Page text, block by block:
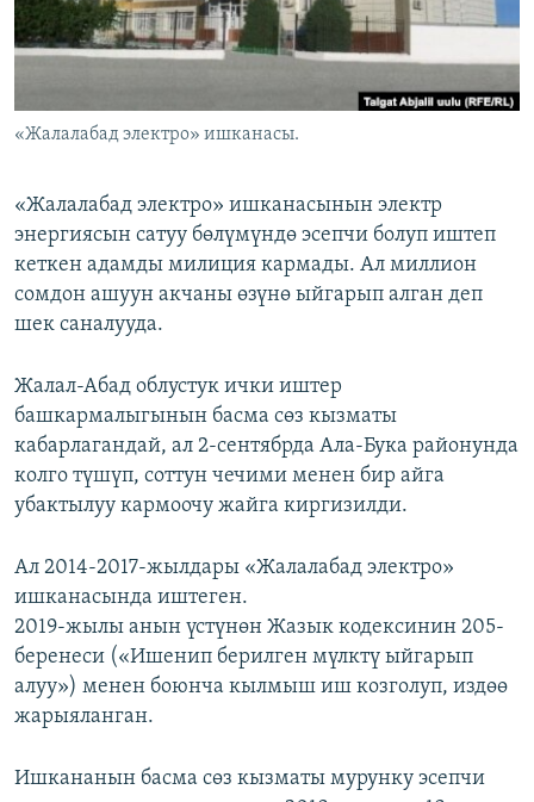
ЭЕ/АРнун бардык сайттары
«Жалалабад электро» ишканасы.
«Жалалабад электро» ишканасынын электр
энергиясын сатуу бөлүмүндө эсепчи болуп иштеп
кеткен адамды милиция кармады. Ал миллион
сомдон ашуун акчаны өзүнө ыйгарып алган деп
шек саналууда.
Жалал-Абад облустук ички иштер
башкармалыгынын басма сөз кызматы
кабарлагандай, ал 2-сентябрда Ала-Бука районунда
колго түшүп, соттун чечими менен бир айга
убактылуу кармоочу жайга киргизилди.
Ал 2014-2017-жылдары «Жалалабад электро»
ишканасында иштеген.
2019-жылы анын үстүнөн Жазык кодексинин 205-
беренеси («Ишенип берилген мүлктү ыйгарып
алуу») менен боюнча кылмыш иш козголуп, издөө
жарыяланган.
Ишкананын басма сөз кызматы мурунку эсепчи